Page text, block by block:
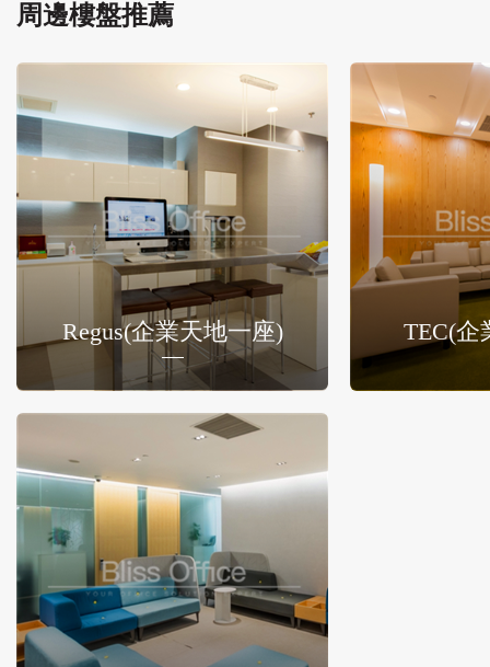
周邊樓盤推薦
Regus(企業天地一座) TEC(企